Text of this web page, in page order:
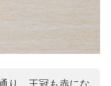
り、王冠も赤にな